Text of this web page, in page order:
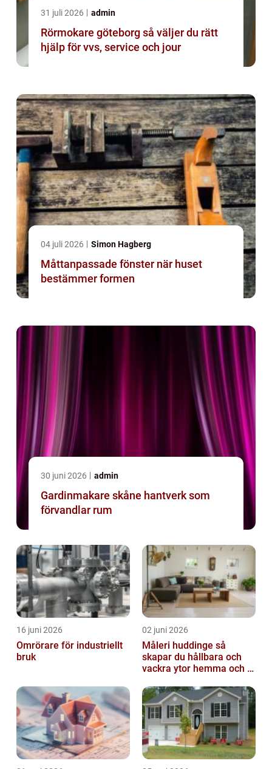
31 juli 2026 admin
Rörmokare göteborg så väljer du rätt
hjälp för vvs, service och jour
04 juli 2026 Simon Hagberg
Måttanpassade fönster när huset
bestämmer formen
30 juni 2026 admin
Gardinmakare skåne hantverk som
förvandlar rum
16 juni 2026
Omrörare för industriellt
bruk
02 juni 2026
Måleri huddinge så
skapar du hållbara och
vackra ytor hemma och i